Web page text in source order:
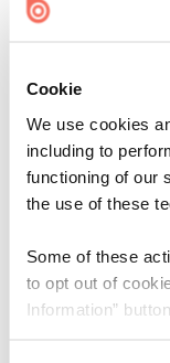
Cookie
We use cookies
including to
functioning of our
the use of these
Some of these
to opt out of
Information”